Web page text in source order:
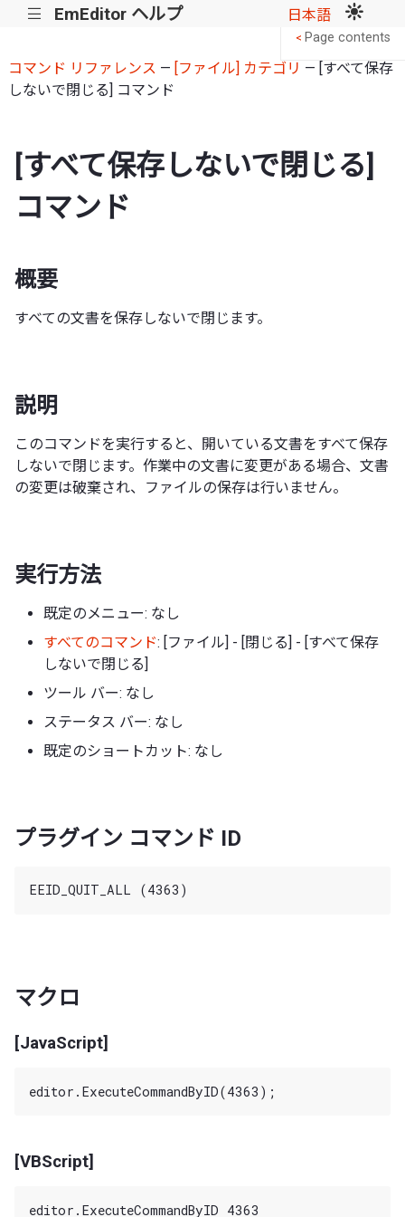
||| EmEditor ヘルプ 日本語
コマンド リファレンス — [ファイル] カテゴリ — [すべて保存
しないで閉じる] コマンド
[すべて保存しないで閉じる]
コマンド
概要
すべての文書を保存しないで閉じます。
説明
このコマンドを実行すると、開いている文書をすべて保存
しないで閉じます。作業中の文書に変更がある場合、文書
の変更は破棄され、ファイルの保存は行いません。
実行方法
既定のメニュー: なし
すべてのコマンド: [ファイル] - [閉じる] - [すべて保存
しないで閉じる]
ツール バー: なし
ステータス バー: なし
既定のショートカット: なし
プラグイン コマンド ID
マクロ
[JavaScript]
[VBScript]
< Page contents